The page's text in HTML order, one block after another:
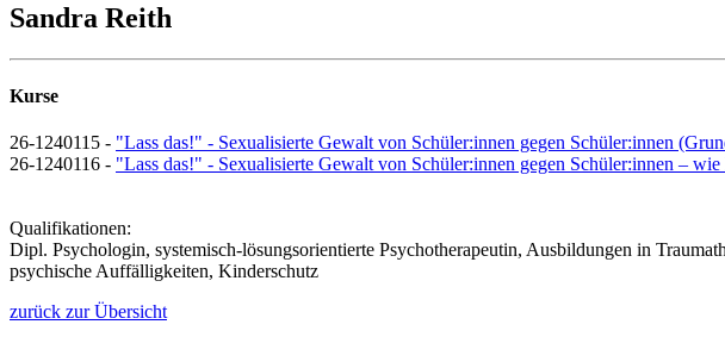
Sandra Reith
Kurse
26-1240115 - "Lass das!" - Sexualisierte Gewalt von Schüler:innen gegen Schüler:innen
26-1240116 - "Lass das!" - Sexualisierte Gewalt von Schüler:innen gegen Schüler:innen –
Qualifikationen:
Dipl. Psychologin, systemisch-lösungsorientierte Psychotherapeutin, Ausbildungen in
psychische Auffälligkeiten, Kinderschutz
zurück zur Übersicht